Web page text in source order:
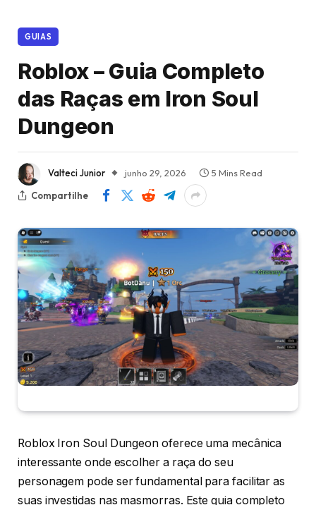
GUIAS
Roblox – Guia Completo
das Raças em Iron Soul
Dungeon
Valteci Junior junho 29, 2026
5 Mins Read
Compartilhe
Roblox Iron Soul Dungeon oferece uma mecânica
interessante onde escolher a raça do seu
personagem pode ser fundamental para facilitar as
suas investidas nas masmorras. Este guia completo